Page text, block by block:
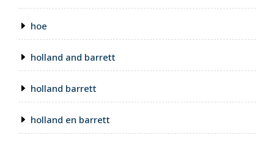
hoe
holland and barrett
holland barrett
holland en barrett